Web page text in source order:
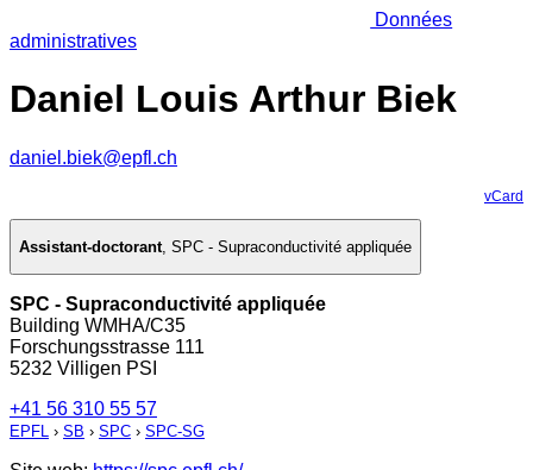
Données
administratives
Daniel Louis Arthur Biek
daniel.biek@epfl.ch
vCard
Assistant-doctorant, SPC - Supraconductivité appliquée
SPC - Supraconductivité appliquée
Building WMHA/C35
Forschungsstrasse 111
5232 Villigen PSI
+41 56 310 55 57
EPFL › SB › SPC › SPC-SG